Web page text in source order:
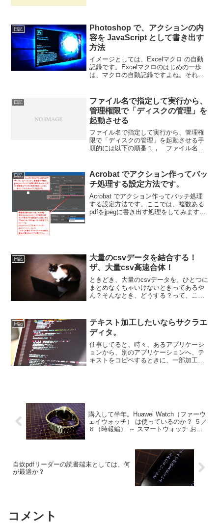
日記
Photoshop で、アクションの内
容を JavaScript として書き出す
方法
イメージとしては、Excelマクロ の自動
記録です。Excelマクロのはじめの一歩
は、マクロの自動記録ですよね。それと
JavaScript として、テキス...
日記
ファイル名で指定して実行から、
管理権限で「ディスクの管理」を
起動させる
ファイル名で指定して実行から、管理権
限で「ディスクの管理」を起動させる手
順的には以下の順番１， ファイル名を
２のコンソール名は起動したい内容で変
わるけど、１と２は、覚え...
日記
Acrobat でアクション作ってバッ
チ処理する設定方法です。
Acrobat でアクション作ってバッチ処理
する設定方法です。ここでは、複数ある
pdfをjpegに書き出す処理をしてみます。
日記
大量のcsvデータを結合する！
ザ、大量csv高速合体！
ときどき、大量のcsvデータを、ひとつに
まとめなくちゃいけないときってあるや
ん？そんなとき、どうする？って、こと
けない人って、そうとうニッチだろうけ
ど、いや、もはや...
日記
テキスト加工したいならサクラエ
ディタ。
仕事してると、時々、あるアプリケーシ
ョンから、別のアプリケーションへ、テ
キストをコピペするときに、一部加工し
購入して半年。Huawei Watch（ファーウ
ェイウォッチ） は使っているのか？ ５／
６（時報編） ～ スマートウォッチ おす
自炊pdfリーダーの読書端末としては、何
が最適か？
コメント